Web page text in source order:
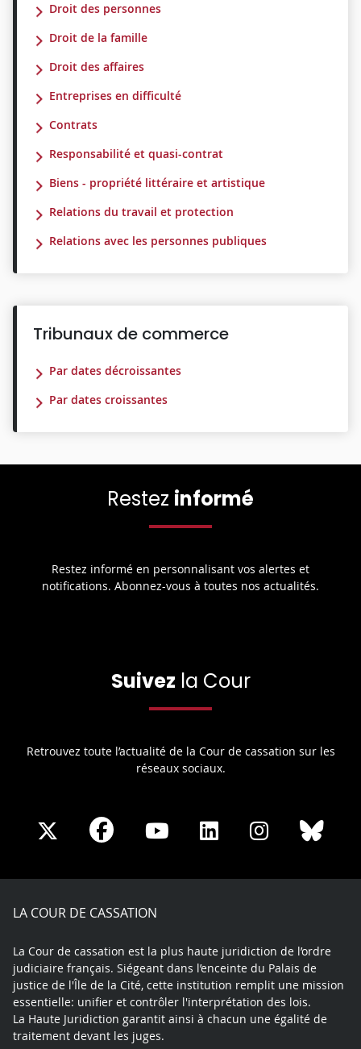
Droit des personnes
Droit de la famille
Droit des affaires
Entreprises en difficulté
Contrats
Responsabilité et quasi-contrat
Biens - propriété littéraire et artistique
Relations du travail et protection
Relations avec les personnes publiques
Tribunaux de commerce
Par dates décroissantes
Par dates croissantes
Restez informé
Restez informé en personnalisant vos alertes et
notifications. Abonnez-vous à toutes nos actualités.
Suivez la Cour
Retrouvez toute l’actualité de la Cour de cassation sur les
réseaux sociaux.
Share
X
Share
Facebook
Share
Youtube
Share
LinkedIn
Share
Instagram
LA COUR DE CASSATION
La Cour de cassation est la plus haute juridiction de l’ordre
judiciaire français. Siégeant dans l’enceinte du Palais de
justice de l'Île de la Cité, cette institution remplit une mission
essentielle: unifier et contrôler l'interprétation des lois.
La Haute Juridiction garantit ainsi à chacun une égalité de
traitement devant les juges.